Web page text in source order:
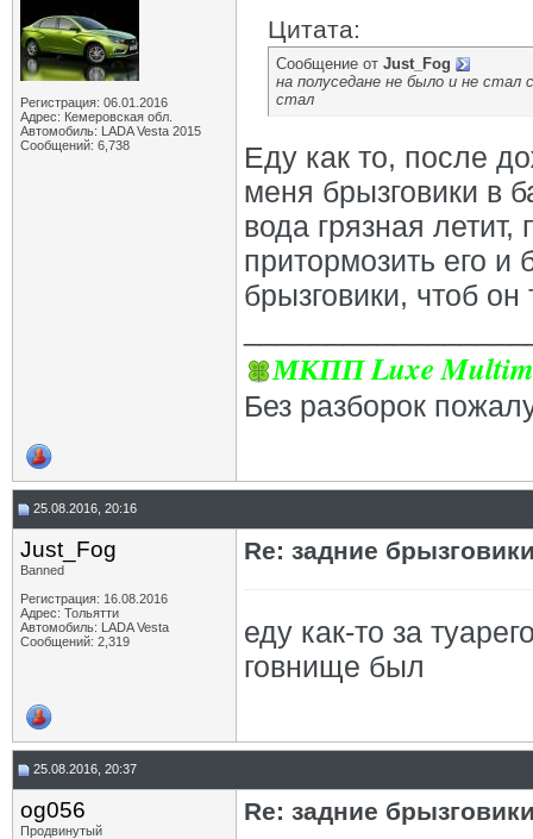
Регистрация: 06.01.2016
Адрес: Кемеровская обл.
Автомобиль: LADA Vesta 2015
Сообщений: 6,738
Цитата:
Сообщение от Just_Fog
на полуседане не было и не
стал
Еду как то, после
меня брызговики в
вода грязная
притормозить его и
брызговики, чтоб
МКПП Luxe
Без разборок
25.08.2016, 20:16
Just_Fog
Banned
Регистрация: 16.08.2016
Адрес: Тольятти
Автомобиль: LADA Vesta
Сообщений: 2,319
Re: задние
еду как-то за
говнище был
25.08.2016, 20:37
og056
Продвинутый
Re: задние